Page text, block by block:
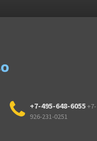
+7-495-648-6055+7-
926-231-0251